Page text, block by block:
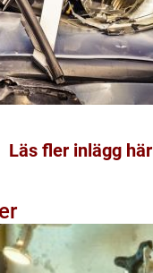
Läs fler inlägg här